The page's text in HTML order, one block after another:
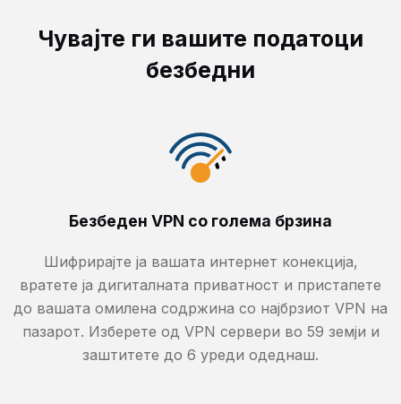
Чувајте ги вашите податоци
безбедни
Безбеден VPN со голема брзина
Шифрирајте ја вашата интернет конекција,
вратете ја дигиталната приватност и пристапете
до вашата омилена содржина со најбрзиот VPN на
пазарот. Изберете од VPN сервери во 59 земји и
заштитете до 6 уреди одеднаш.